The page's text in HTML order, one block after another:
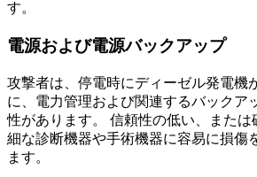
す。
電源および電源バックアップ
攻撃者は、停電時にディーゼル発電機
に、電力管理および関連するバックア
性があります。 信頼性の低い、または
細な診断機器や手術機器に容易に損傷
ます。